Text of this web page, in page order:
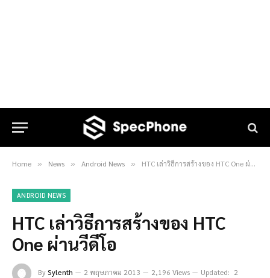
Home » News » Android News » HTC เล่าวิธีการสร้างของ HTC One ผ่านวีดีโอ
ANDROID NEWS
HTC เล่าวิธีการสร้างของ HTC
One ผ่านวีดีโอ
BySylenth 2 พฤษภาคม 2013 2,196 Views Updated: 2